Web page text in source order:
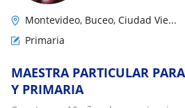
Montevideo, Buceo, Ciudad Vie...
Primaria
MAESTRA PARTICULAR
Y PRIMARIA